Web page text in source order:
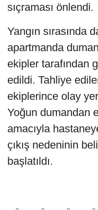
sıçraması önlendi.
Yangın sırasında
apartmanda
ekipler tarafından
edildi. Tahliye
ekiplerince olay
Yoğun dumandan
amacıyla
çıkış nedeninin
başlatıldı.